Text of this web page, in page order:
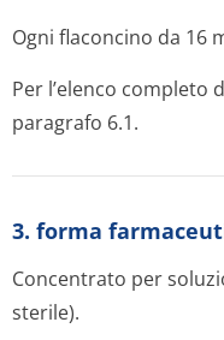
Ogni flaconcino da 16
Per l’elenco completo
paragrafo 6.1.
3. forma
Concentrato per
sterile).